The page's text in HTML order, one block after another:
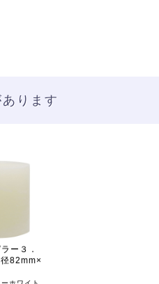
ります
ー３．
82mm×